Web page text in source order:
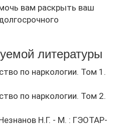
вам раскрыть ваш
литературы
по наркологии. Том 1.
по наркологии. Том 2.
Н.Г. - М. : ГЭОТАР-